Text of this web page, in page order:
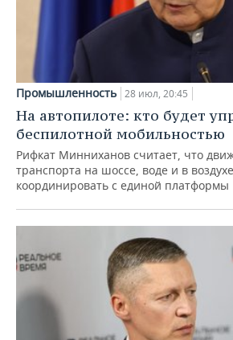
Промышленность 28 июл, 20:45
На автопилоте: кто будет
беспилотной мобильностью
Рифкат Минниханов считает, что
транспорта на шоссе, воде и в
координировать с единой платформы